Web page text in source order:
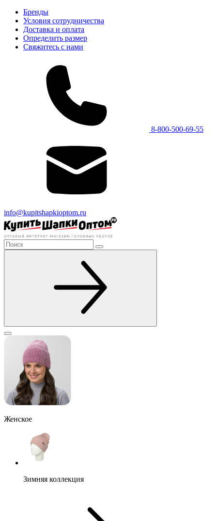
Бренды
Условия сотрудничества
Доставка и оплата
Определить размер
Свяжитесь с нами
8-800-500-69-55
info@kupitshapkioptom.ru
Женское
Зимняя коллекция